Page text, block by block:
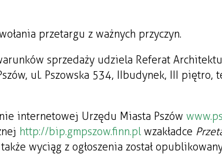
przetargu z ważnych przyczyn.
sprzedaży udziela Referat
ul. Pszowska 534, II budynek, III piętro,
internetowej Urzędu Miasta Pszów
http://bip.gmpszow.finn.pl w zakładce
wyciąg z ogłoszenia został